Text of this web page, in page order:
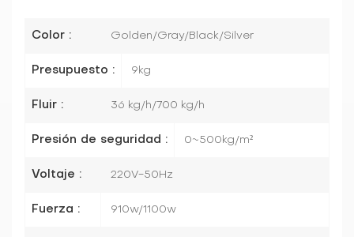
Color : Golden/Gray/Black/Silver
Presupuesto : 9kg
Fluir : 36 kg/h/700 kg/h
Presión de seguridad : 0~500kg/m²
Voltaje : 220V-50Hz
Fuerza : 910w/1100w